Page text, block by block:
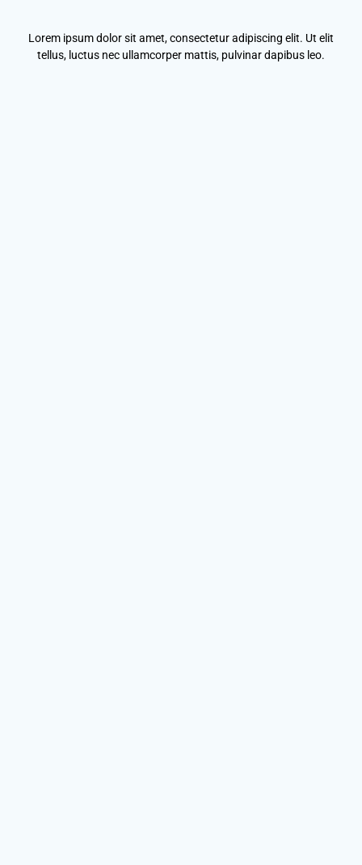
Lorem ipsum dolor sit amet, consectetur adipiscing elit. Ut elit
tellus, luctus nec ullamcorper mattis, pulvinar dapibus leo.